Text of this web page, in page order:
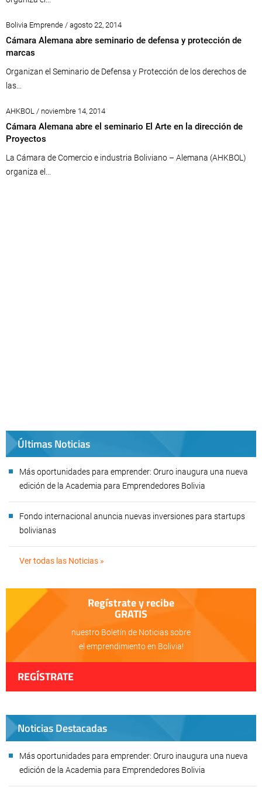
Bolivia Emprende / agosto 22, 2014
Cámara Alemana abre seminario de defensa y protección de
marcas
Organizan el Seminario de Defensa y Protección de los derechos de
las...
AHKBOL / noviembre 14, 2014
Cámara Alemana abre el seminario El Arte en la dirección de
Proyectos
La Cámara de Comercio e industria Boliviano – Alemana (AHKBOL)
organiza el...
Últimas Noticias
Más oportunidades para emprender: Oruro inaugura una nueva
edición de la Academia para Emprendedores Bolivia
Fondo internacional anuncia nuevas inversiones para startups
bolivianas
Ver todas las Noticias »
Regístrate y recibe
GRATIS
nuestro Boletín de Noticias sobre
el emprendimiento en Bolivia!
REGÍSTRATE
Noticias Destacadas
Más oportunidades para emprender: Oruro inaugura una nueva
edición de la Academia para Emprendedores Bolivia